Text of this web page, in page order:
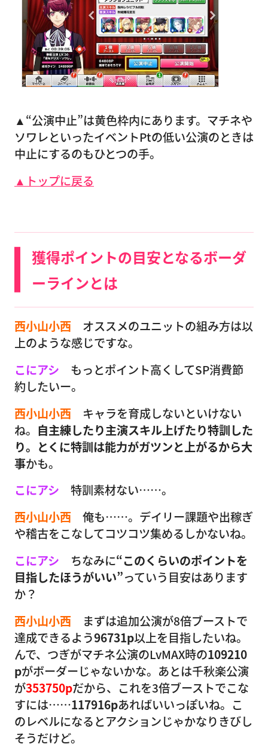
▲“公演中止”は黄色枠内にあります。マチネや
ソワレといったイベントPtの低い公演のときは
中止にするのもひとつの手。
▲トップに戻る
獲得ポイントの目安となるボーダ
ーラインとは
西小山小西 オススメのユニットの組み方は以
上のような感じですな。
こにアシ もっとポイント高くしてSP消費節
約したいー。
西小山小西 キャラを育成しないといけない
ね。 自主練したり主演スキル上げたり特訓した
り。とくに特訓は能力がガツンと上がるから大
事かも。
こにアシ 特訓素材ない……。
西小山小西 俺も……。デイリー課題や出稼ぎ
や稽古をこなしてコツコツ集めるしかないね。
こにアシ ちなみに“このくらいのポイントを
目指したほうがいい”っていう目安はあります
か？
西小山小西 まずは追加公演が8倍ブーストで
達成できるよう96731p以上を目指したいね。
んで、つぎがマチネ公演のLvMAX時の109210
pがボーダーじゃないかな。あとは千秋楽公演
が353750pだから、これを3倍ブーストでこな
すには……117916pあればいいっぽいね。こ
のレベルになるとアクションじゃかなりきびし
そうだけど。